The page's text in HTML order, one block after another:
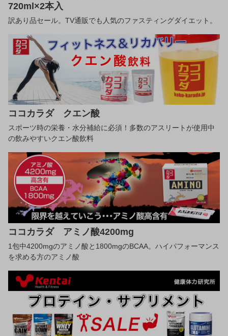
720ml×2本入
訳あり品セール。TV通販でも人気のファスティングダイエット。
ココカラダ クエン酸
スポーツ時の栄養・水分補給に必須！多数のアスリートが使用中
の飲みやすいクエン酸飲料
ココカラダ アミノ酸4200mg
1包中4200mgのアミノ酸と1800mgのBCAA。ハイパフォーマンス
を求める方のアミノ酸